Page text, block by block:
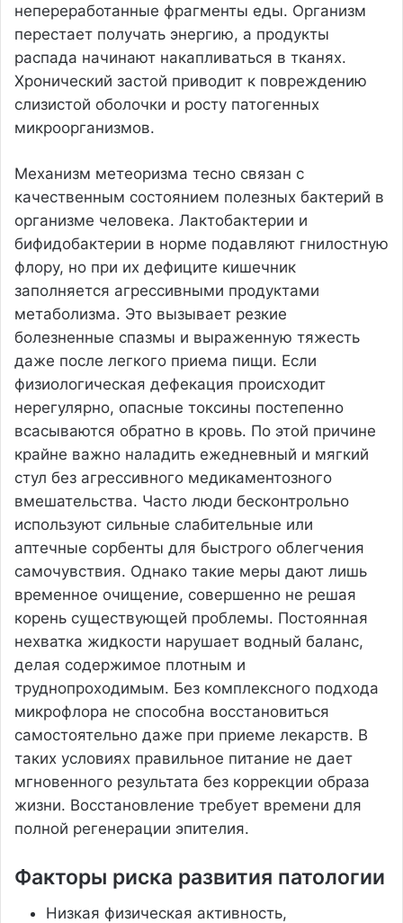
непереработанные фрагменты еды. Организм
перестает получать энергию, а продукты
распада начинают накапливаться в тканях.
Хронический застой приводит к повреждению
слизистой оболочки и росту патогенных
микроорганизмов.
Механизм метеоризма тесно связан с
качественным состоянием полезных бактерий в
организме человека. Лактобактерии и
бифидобактерии в норме подавляют гнилостную
флору, но при их дефиците кишечник
заполняется агрессивными продуктами
метаболизма. Это вызывает резкие
болезненные спазмы и выраженную тяжесть
даже после легкого приема пищи. Если
физиологическая дефекация происходит
нерегулярно, опасные токсины постепенно
всасываются обратно в кровь. По этой причине
крайне важно наладить ежедневный и мягкий
стул без агрессивного медикаментозного
вмешательства. Часто люди бесконтрольно
используют сильные слабительные или
аптечные сорбенты для быстрого облегчения
самочувствия. Однако такие меры дают лишь
временное очищение, совершенно не решая
корень существующей проблемы. Постоянная
нехватка жидкости нарушает водный баланс,
делая содержимое плотным и
труднопроходимым. Без комплексного подхода
микрофлора не способна восстановиться
самостоятельно даже при приеме лекарств. В
таких условиях правильное питание не дает
мгновенного результата без коррекции образа
жизни. Восстановление требует времени для
полной регенерации эпителия.
Факторы риска развития патологии
Низкая физическая активность,